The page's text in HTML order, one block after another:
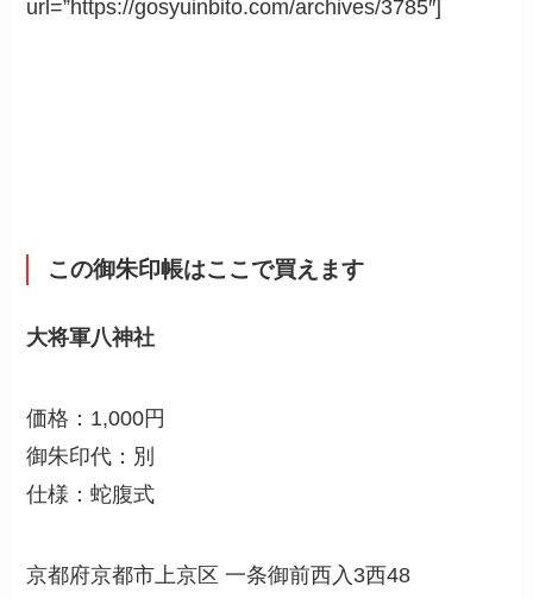
url=”https://gosyuinbito.com/archives/3785″]
この御朱印帳はここで買えます
大将軍八神社
価格：1,000円
御朱印代：別
仕様：蛇腹式
京都府京都市上京区 一条御前西入3西48